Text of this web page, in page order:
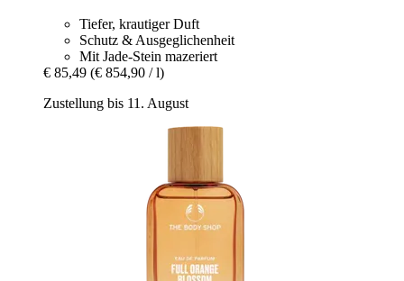
Tiefer, krautiger Duft
Schutz & Ausgeglichenheit
Mit Jade-Stein mazeriert
€ 85,49 (€ 854,90 / l)
Zustellung bis 11. August